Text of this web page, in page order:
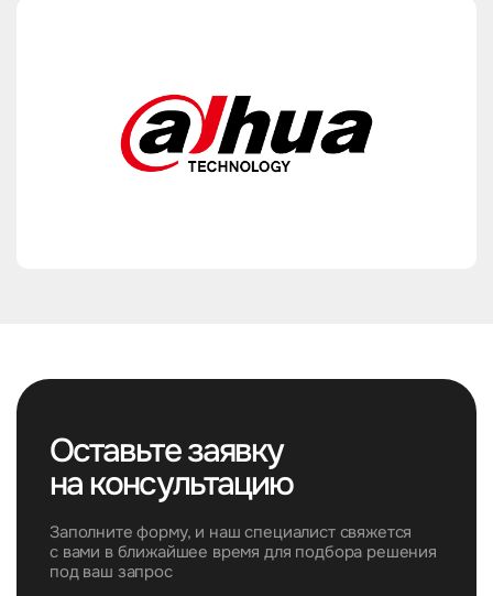
Оставьте заявку
на консультацию
Заполните форму, и наш специалист свяжется
с вами в ближайшее время для подбора решения
под ваш запрос